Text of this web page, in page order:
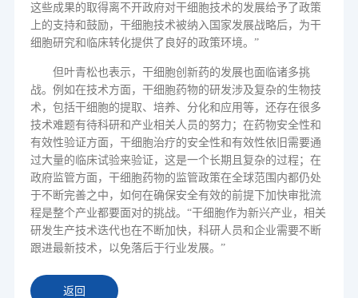
这些成果的取得离不开政府对干细胞技术的发展给予了政策
上的支持和鼓励，干细胞技术被纳入国家发展战略后，为干
细胞研究和临床转化提供了良好的政策环境。”
但叶青松也表示，干细胞创新药的发展也面临诸多挑
战。例如在技术方面，干细胞药物的研发涉及复杂的生物技
术，包括干细胞的提取、培养、分化和应用等，还存在很多
技术难题有待科研和产业相关人员的努力；在药物安全性和
有效性验证方面，干细胞治疗的安全性和有效性依旧需要通
过大量的临床试验来验证，这是一个长期且复杂的过程；在
政府监管方面，干细胞药物的监管政策在全球范围内都仍处
于不断完善之中，如何在确保安全有效的前提下加快审批流
程是整个产业都要面对的挑战。“干细胞作为新兴产业，相关
研发生产技术迭代也在不断加快，科研人员和企业需要不断
跟进最新技术，以免落后于行业发展。”
返回